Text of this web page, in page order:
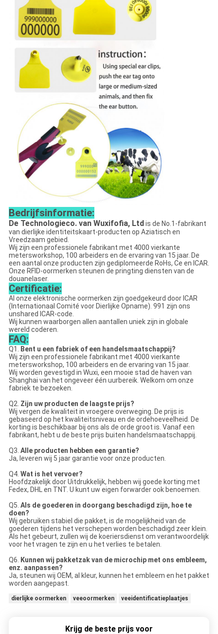
Bedrijfsinformatie:
De Technologieco. van Wuxifofia, Ltdis de No.1-fabrikant
van dierlijke identiteitskaart-producten op Aziatisch en
Vreedzaam gebied.
Wij zijn een professionele fabrikant met 4000 vierkante
metersworkshop, 100 arbeiders en de ervaring van 15 jaar. De
een aantal onze producten zijn gediplomeerde RoHs, Ce en ICAR.
Onze RFID-oormerken steunen de pringting diensten van de
douanelaser.
Certificatie:
Al onze elektronische oormerken zijn goedgekeurd door ICAR
(Internationaal Comité voor Dierlijke Opname). 991 zijn ons
unshared ICAR-code.
Wij kunnen waarborgen allen aantallen uniek zijn in globale
wereld coderen.
FAQ:
Q1.
Bent u een fabriek of een handelsmaatschappij?
Wij zijn een professionele fabrikant met 4000 vierkante
metersworkshop, 100 arbeiders en de ervaring van 15 jaar.
Wij worden gevestigd in Wuxi, een mooie stad de haven van
Shanghai van het ongeveer één uurbereik. Welkom om onze
fabriek te bezoeken.
Q2. Zijn uw producten de laagste prijs?
Wij vergen de kwaliteit in vroegere overweging. De prijs is
gebaseerd op het kwaliteitsniveau en de ordehoeveelheid. De
korting is beschikbaar bij ons als de orde groot is. Vanaf een
fabrikant, hebt u de beste prijs buiten handelsmaatschappij.
Q3. Alle producten hebben een garantie?
Ja, leveren wij 5 jaar garantie voor onze producten.
Q4. Wat is het vervoer?
Hoofdzakelijk door Uitdrukkelijk, hebben wij goede korting met
Fedex, DHL en TNT. U kunt uw eigen forwarder ook benoemen.
Q5. Als de goederen in doorgang beschadigd zijn, hoe te
doen?
Wij gebruiken stabiel die pakket, is de mogelijkheid van de
goederen tijdens het verschepen worden beschadigd zeer klein.
Als het gebeurt, zullen wij de koeriersdienst om verantwoordelijk
voor het vragen te zijn en u het verlies te betalen.
Q6.
Kunnen wij pakketzak van de microchip met ons embleem,
enz. aanpassen?
Ja, steunen wij OEM, al kleur, kunnen het embleem en het pakket
worden aangepast.
dierlijke oormerken veeoormerken veeidentificatieplaatjes
Krijg de beste prijs voor